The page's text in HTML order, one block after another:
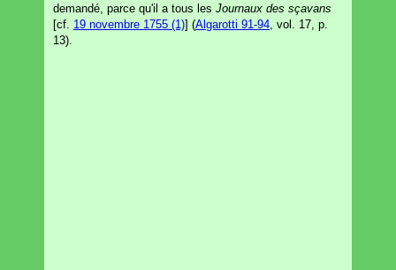
demandé, parce qu'il a tous les Journaux des sçavans
[cf. 19 novembre 1755 (1)] (Algarotti 91-94 , vol. 17, p.
13).